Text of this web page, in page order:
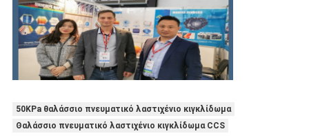
50KPa θαλάσσιο πνευματικό λαστιχένιο κιγκλίδωμα
Θαλάσσιο πνευματικό λαστιχένιο κιγκλίδωμα CCS